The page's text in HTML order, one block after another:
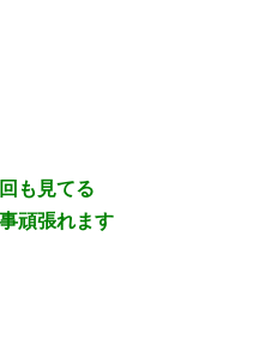
も見てる
頑張れます